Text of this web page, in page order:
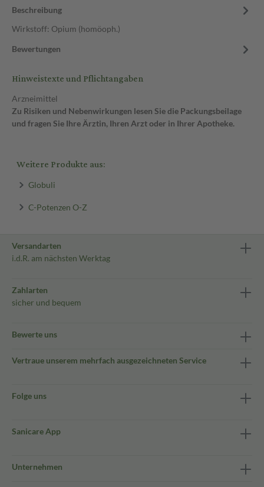
Beschreibung
Wirkstoff: Opium (homöoph.)
Bewertungen
Hinweistexte und Pflichtangaben
Arzneimittel
Zu Risiken und Nebenwirkungen lesen Sie die Packungsbeilage
und fragen Sie Ihre Ärztin, Ihren Arzt oder in Ihrer Apotheke.
Weitere Produkte aus:
Globuli
C-Potenzen O-Z
Versandarten
i.d.R. am nächsten Werktag
Zahlarten
sicher und bequem
Bewerte uns
Vertraue unserem mehrfach ausgezeichneten Service
Folge uns
Sanicare App
Unternehmen